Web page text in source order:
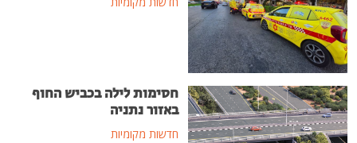
חסימות לילה בכביש החוף
באזור נתניה
חדשות מקומיות